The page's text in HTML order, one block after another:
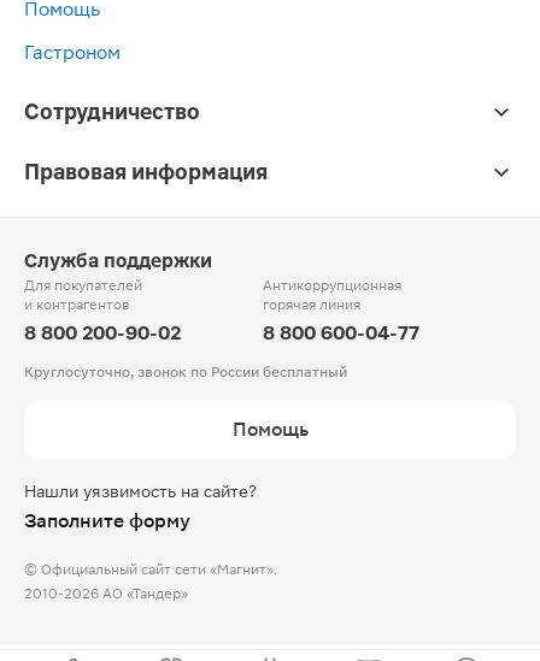
Помощь
Гастроном
Сотрудничество
Правовая информация
Служба поддержки
Для покупателей
и контрагентов
8 800 200-90-02
Антикоррупционная
горячая линия
8 800 600-04-77
Круглосуточно, звонок по России бесплатный
Помощь
Нашли уязвимость на сайте?
Заполните форму
© Официальный сайт сети «Магнит».
2010-2026 АО «Тандер»